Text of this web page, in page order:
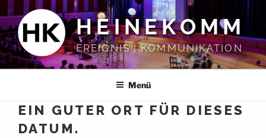
Inhalt
springen
HEINEKOMM
EREIGNIS | KOMMUNIKATION
Menü
EIN GUTER ORT FÜR DIESES
DATUM.